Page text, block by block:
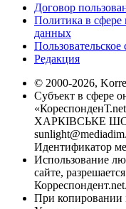
Договор
Политика в сфере
данных
Пользовательское
Редакция
© 2000-2026,
Субъект в сфере
ХАРКІВСЬКЕ
Идентификатор
Использование
сайте,
Корреспондент.net.
При копировании